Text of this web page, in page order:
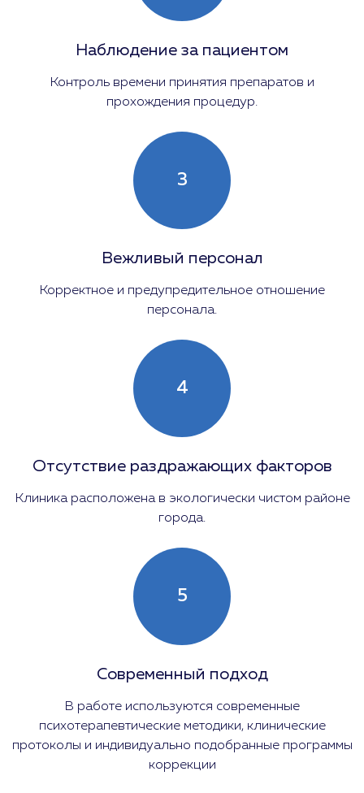
Наблюдение за пациентом
Контроль времени принятия препаратов и
прохождения процедур.
3
Вежливый персонал
Корректное и предупредительное отношение
персонала.
4
Отсутствие раздражающих факторов
Клиника расположена в экологически чистом районе
города.
5
Современный подход
В работе используются современные
психотерапевтические методики, клинические
протоколы и индивидуально подобранные программы
коррекции